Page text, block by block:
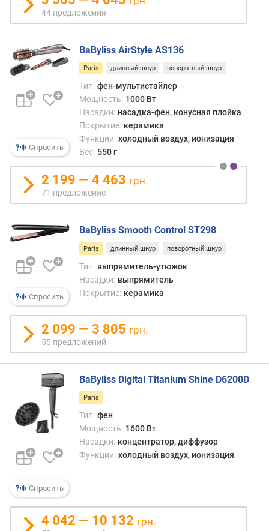
п
а
т
и
ы
(
)
д
л
п
а
с
и
н
(
р
е
я
н
г
р
е
в
44 предложения
Спросить
BaByliss AirStyle AS136
Paris длинный шнур поворотный шнур
Тип: фен-мультистайлер
Мощность: 1000 Вт
Насадки: насадка-фен, конусная плойка
Покрытие: керамика
Функции: холодный воздух, ионизация
Вес: 550 г
2 199 — 4 463 грн.
71 предложение
Спросить
BaByliss Smooth Control ST298
Paris длинный шнур поворотный шнур
Тип: выпрямитель-утюжок
Насадки: выпрямитель
Покрытие: керамика
2 099 — 3 805 грн.
55 предложений
Спросить
BaByliss Digital Titanium Shine D6200D
Paris
Тип: фен
Мощность: 1600 Вт
Насадки: концентратор, диффузор
Функции: холодный воздух, ионизация
4 042 — 10 132 грн.